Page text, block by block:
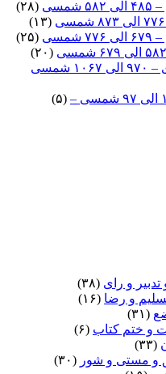
(۲۸)
(۱۳)
(۲۵)
(۲۰)
(۵)
و رای (۳۸)
و رضا (۱۶)
(۳۱)
و ختم کتاب (۶)
(۳۳)
و مستی و شور (۳۰)